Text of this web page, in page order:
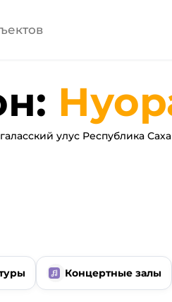
улус Республика
Концертные залы